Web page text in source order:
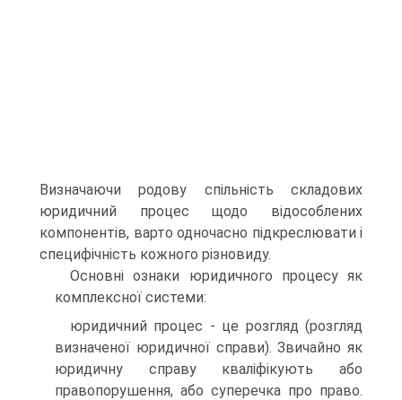
Визначаючи родову спільність складових
юридичний процес щодо відособлених
компонентів, варто одночасно підкреслювати і
специфічність кожного різновиду.
Основні ознаки юридичного процесу як
комплексної системи:
юридичний процес - це розгляд (розгляд
визначеної юридичної справи). Звичайно як
юридичну справу кваліфікують або
правопорушення, або суперечка про право.